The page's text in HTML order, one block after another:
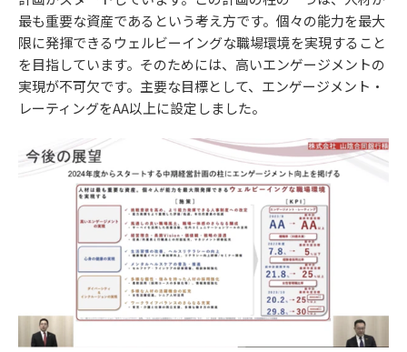
最も重要な資産であるという考え方です。個々の能力を最大
限に発揮できるウェルビーイングな職場環境を実現すること
を目指しています。そのためには、高いエンゲージメントの
実現が不可欠です。主要な目標として、エンゲージメント・
レーティングをAA以上に設定しました。